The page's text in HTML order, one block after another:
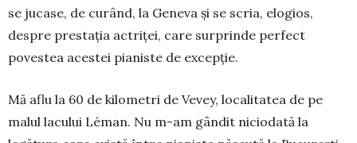
se jucase, de cu­rând, la Gene­va și se scria, elogios,
despre pres­tația actriței, care surprinde perfect
poves­tea acestei pianiste de ex­cepție.
Mă aflu la 60 de kilometri de Vevey, localitatea de pe
malul lacului Léman. Nu m-am gândit nicio­dată la